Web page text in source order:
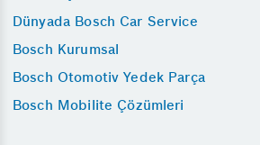
Dünyada Bosch Car Service
Bosch Kurumsal
Bosch Otomotiv Yedek Parça
Bosch Mobilite Çözümleri